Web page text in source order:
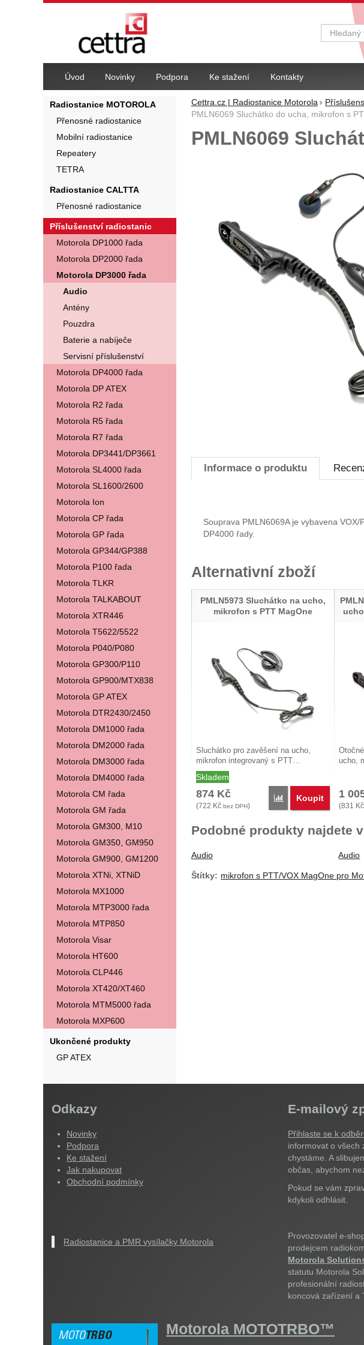
Cettra.cz | Radiostanice Motorola
PMLN6069 Sluchátko do ucha, mikrofon s
PMLN6069
Informace o produktu
Souprava PMLN6069A je vybavena
DP4000 řady.
Alternativní zboží
PMLN5973 Sluchátko na ucho,
mikrofon s PTT MagOne
Sluchátko pro zavěšení na ucho,
mikrofon integrovaný s PTT…
Skladem
874 Kč
(722 Kč bez DPH)
Porovnat
Koupit
ucho,
1
(831 Kč
Podobné produkty najdete v
Audio Audio
Štítky: mikrofon s PTT/VOX MagOne pro
Radiostanice MOTOROLA
Přenosné radiostanice
Mobilní radiostanice
Repeatery
TETRA
Radiostanice CALTTA
Přenosné radiostanice
Příslušenství radiostanic
Motorola DP1000 řada
Motorola DP2000 řada
Motorola DP3000 řada
Audio
Antény
Pouzdra
Baterie a nabíječe
Servisní příslušenství
Motorola DP4000 řada
Motorola DP ATEX
Motorola R2 řada
Motorola R5 řada
Motorola R7 řada
Motorola DP3441/DP3661
Motorola SL4000 řada
Motorola SL1600/2600
Motorola Ion
Motorola CP řada
Motorola GP řada
Motorola GP344/GP388
Motorola P100 řada
Motorola TLKR
Motorola TALKABOUT
Motorola XTR446
Motorola T5622/5522
Motorola P040/P080
Motorola GP300/P110
Motorola GP900/MTX838
Motorola GP ATEX
Motorola DTR2430/2450
Motorola DM1000 řada
Motorola DM2000 řada
Motorola DM3000 řada
Motorola DM4000 řada
Motorola CM řada
Motorola GM řada
Motorola GM300, M10
Motorola GM350, GM950
Motorola GM900, GM1200
Motorola XTNi, XTNiD
Motorola MX1000
Motorola MTP3000 řada
Motorola MTP850
Motorola Visar
Motorola HT600
Motorola CLP446
Motorola XT420/XT460
Motorola MTM5000 řada
Motorola MXP600
Ukončené produkty
GP ATEX
Navigace
Úvod Novinky Podpora Ke stažení Kontakty
Odkazy
Novinky
Podpora
Ke stažení
Jak nakupovat
Obchodní podmínky
Radiostanice a PMR vysílačky Motorola
E-mailový
Přihlaste se k
informovat o všech
chystáme. A
občas, abychom
Pokud se vám
kdykoli odhlásit.
Provozovatel e-
prodejcem
Motorola
statutu Motorola
profesionální
koncová zařízení a
Motorola MOTOTRBO™